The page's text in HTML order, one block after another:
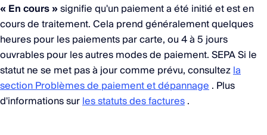
« En cours »signifie qu'un paiement a été initié et est en
cours de traitement. Cela prend généralement quelques
heures pour les paiements par carte, ou 4 à 5 jours
ouvrables pour les autres modes de paiement. SEPA Si le
statut ne se met pas à jour comme prévu, consultezla
section Problèmes de paiement et dépannage. Plus
d'informations surles statuts des factures.